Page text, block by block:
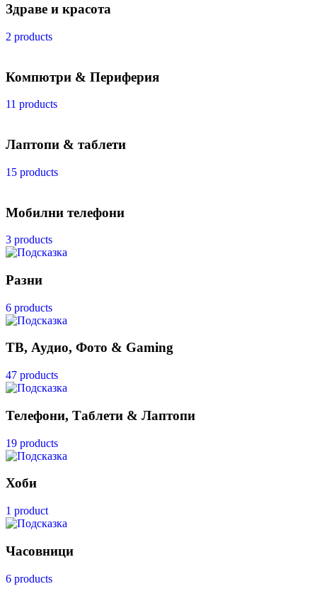
Здраве и красота
2 products
Компютри & Периферия
11 products
Лаптопи & таблети
15 products
Мобилни телефони
3 products
Разни
6 products
ТВ, Аудио, Фото & Gaming
47 products
Телефони, Таблети & Лаптопи
19 products
Хоби
1 product
Часовници
6 products